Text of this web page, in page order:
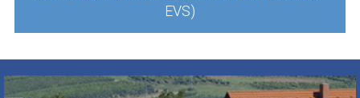
EVS)